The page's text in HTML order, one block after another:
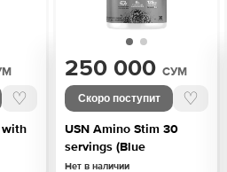
♡
with
250 000 СУМ
Скоро поступит ♡
USN Amino Stim 30
servings (Blue
Нет в наличии